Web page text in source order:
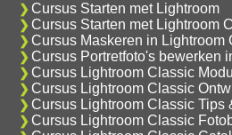
Cursus Starten met Lightroom
Cursus Starten met Lightroom
Cursus Maskeren in Lightroom
Cursus Portretfoto's bewerken
Cursus Lightroom Classic
Cursus Lightroom Classic
Cursus Lightroom Classic Tips
Cursus Lightroom Classic